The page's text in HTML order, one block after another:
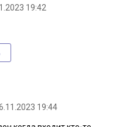
19:42
19:44